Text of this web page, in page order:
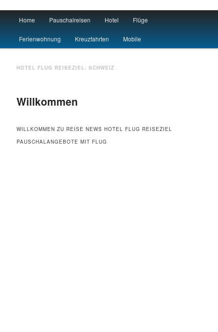
Urlaub
Skip to primary content
Skip to secondary content
Home Pauschalreisen Hotel Flüge
Ferienwohnung Kreuzfahrten Mobile
HOTEL FLUG REISEZIEL:SCHWEIZ
Willkommen
WILLKOMMEN ZU REISE NEWS HOTEL FLUG REISEZIEL
PAUSCHALANGEBOTE MIT FLUG